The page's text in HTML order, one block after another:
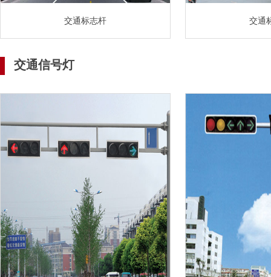
交通标志杆 交通
交通信号灯